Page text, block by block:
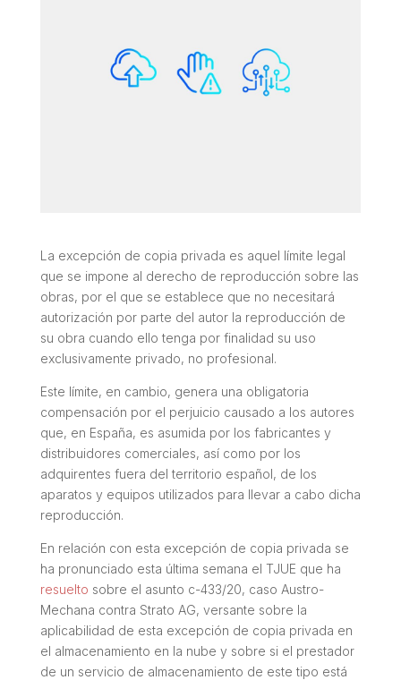
La excepción de copia privada es aquel límite legal
que se impone al derecho de reproducción sobre las
obras, por el que se establece que no necesitará
autorización por parte del autor la reproducción de
su obra cuando ello tenga por finalidad su uso
exclusivamente privado, no profesional.
Este límite, en cambio, genera una obligatoria
compensación por el perjuicio causado a los autores
que, en España, es asumida por los fabricantes y
distribuidores comerciales, así como por los
adquirentes fuera del territorio español, de los
aparatos y equipos utilizados para llevar a cabo dicha
reproducción.
En relación con esta excepción de copia privada se
ha pronunciado esta última semana el TJUE que ha
resuelto sobre el asunto c-433/20, caso Austro-
Mechana contra Strato AG, versante sobre la
aplicabilidad de esta excepción de copia privada en
el almacenamiento en la nube y sobre si el prestador
de un servicio de almacenamiento de este tipo está